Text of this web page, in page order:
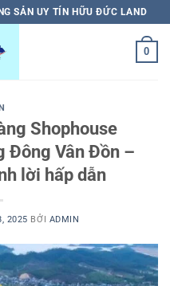
SẢN UY TÍN HỮU ĐỨC LAND
0
Shophouse
Đông Vân Đồn –
lời hấp dẫn
2025 BỞI ADMIN